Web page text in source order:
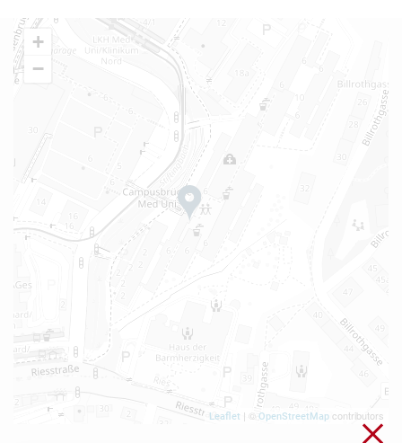
+
−
Leaflet | © OpenStreetMap contributors